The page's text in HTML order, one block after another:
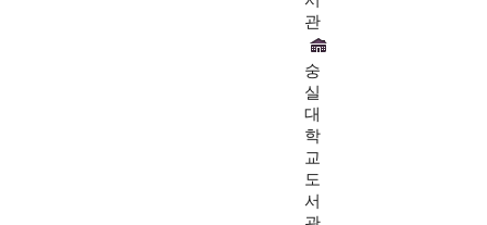
관
숭
실
대
학
교
도
서